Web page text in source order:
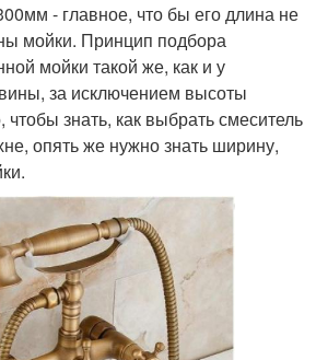
- главное, что бы его длина не
мойки. Принцип подбора
мойки такой же, как и у
за исключением высоты
чтобы знать, как выбрать смеситель
опять же нужно знать ширину,